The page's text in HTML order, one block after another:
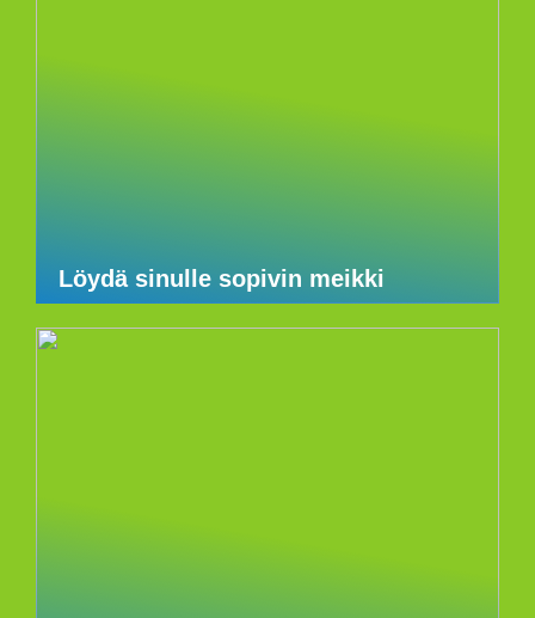
Löydä sinulle sopivin meikki